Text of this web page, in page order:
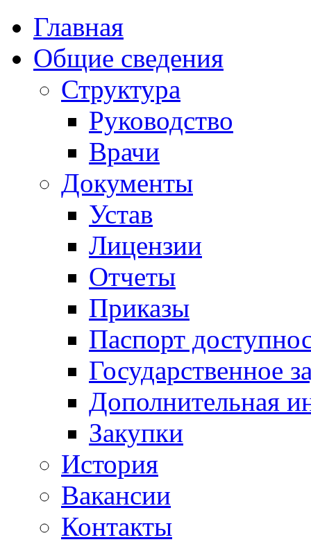
Главная
Общие сведения
Структура
Руководство
Врачи
Документы
Устав
Лицензии
Отчеты
Приказы
Паспорт
Государственное
Дополнительная
Закупки
История
Вакансии
Контакты